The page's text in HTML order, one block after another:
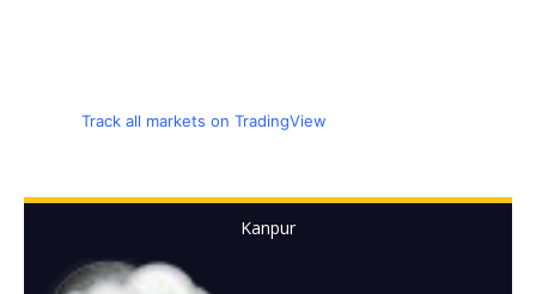
Track all markets on TradingView
Kanpur